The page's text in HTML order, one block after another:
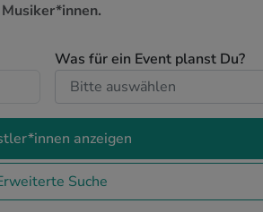
Was für ein Event planst Du?
anzeigen
Suche